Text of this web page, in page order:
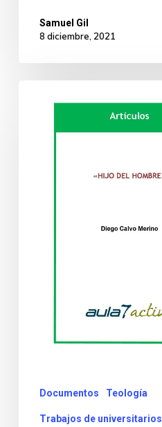
Samuel Gil
8 diciembre, 2021
Documentos Teología
Trabajos de universitarios